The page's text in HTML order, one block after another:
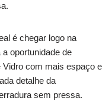
é chegar logo na
oportunidade de
Vidro com mais espaço e
detalhe da
sem pressa.